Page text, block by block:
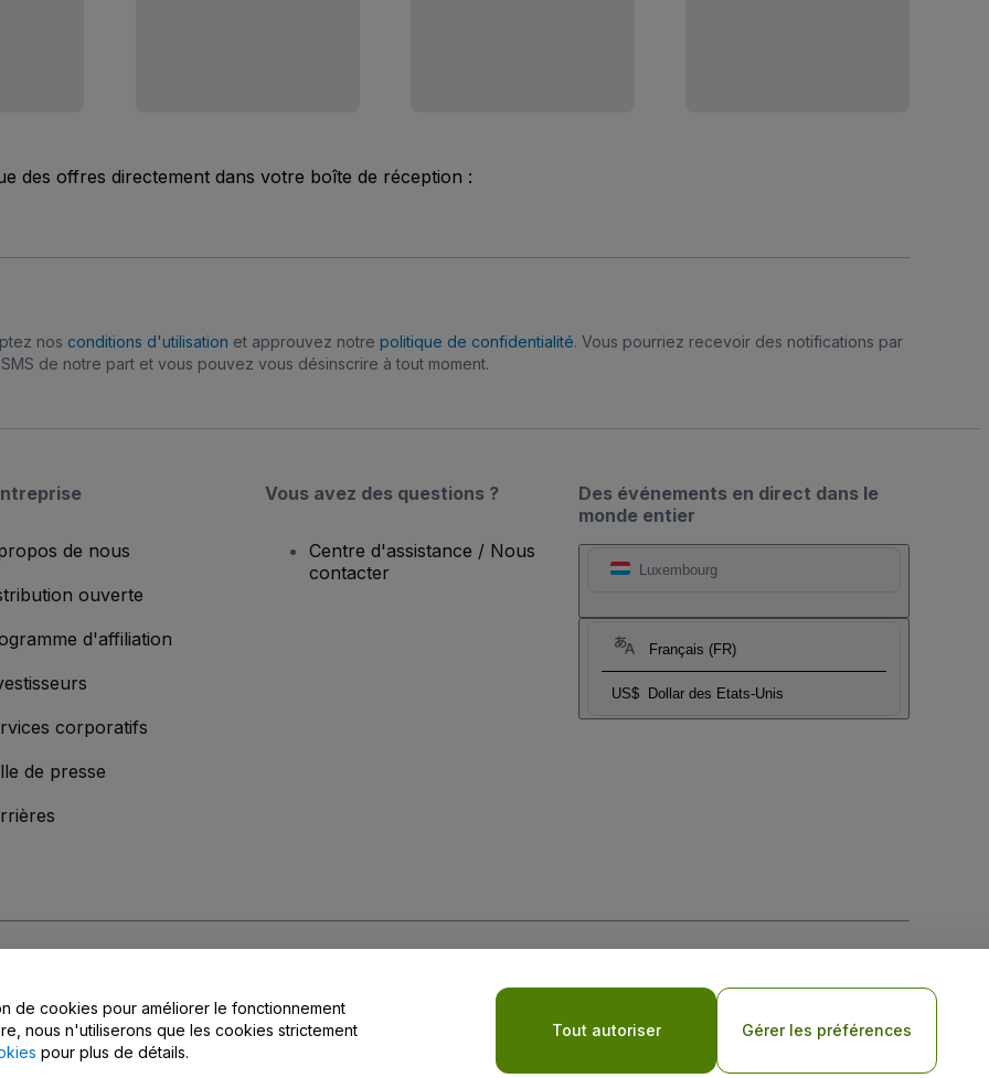
des offres directement dans votre boîte de réception :
nos conditions d'utilisation et approuvez notre politique de confidentialité. Vous pourriez recevoir des notifications par
SMS de notre part et vous pouvez vous désinscrire à tout moment.
Des événements en direct dans le
monde entier
Luxembourg
Français (FR)
US$ Dollar des Etats-Unis
de nous
ouverte
d'affiliation
corporatifs
de presse
Vous avez des questions ?
Centre d'assistance / Nous
contacter
Politique de confidentialité pour les appareils mobiles
de confidentialité
de cookies pour améliorer le fonctionnement
nous n'utiliserons que les cookies strictement
pour plus de détails.
Tout autoriser Gérer les préférences